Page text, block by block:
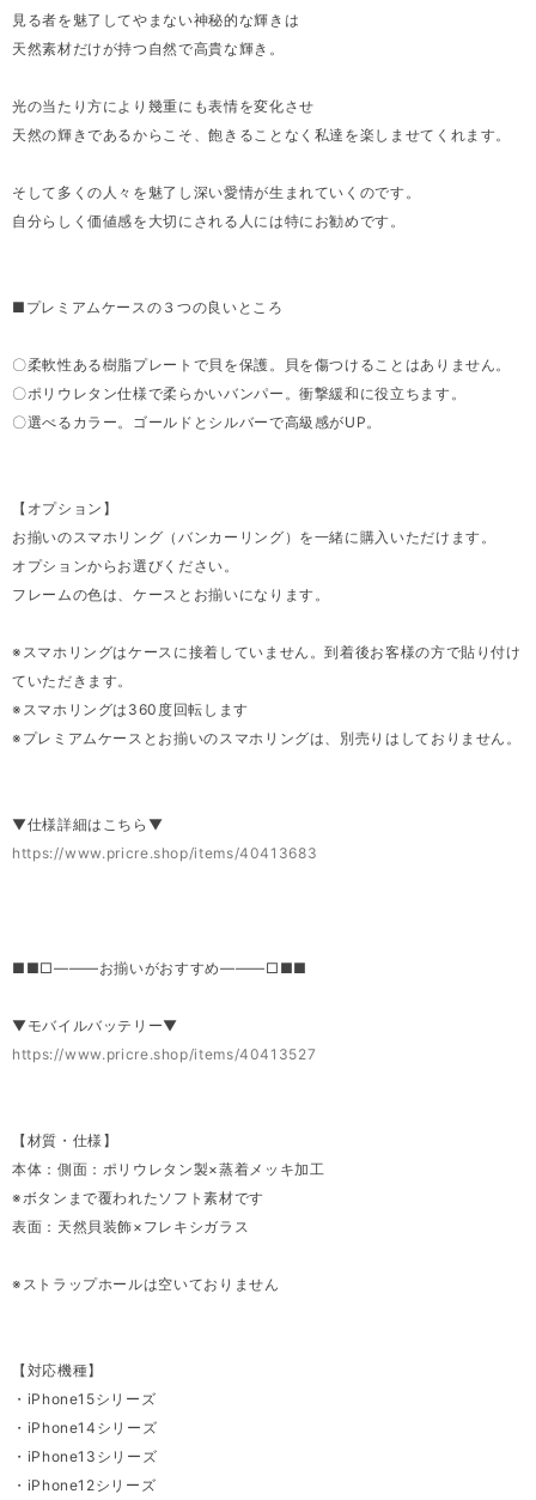
見る者を魅了してやまない神秘的な輝きは
天然素材だけが持つ自然で高貴な輝き。
光の当たり方により幾重にも表情を変化させ
天然の輝きであるからこそ、飽きることなく私達を楽しませてくれます。
そして多くの人々を魅了し深い愛情が生まれていくのです。
自分らしく価値感を大切にされる人には特にお勧めです。
■プレミアムケースの３つの良いところ
〇柔軟性ある樹脂プレートで貝を保護。貝を傷つけることはありません。
〇ポリウレタン仕様で柔らかいバンパー。衝撃緩和に役立ちます。
〇選べるカラー。ゴールドとシルバーで高級感がUP。
【オプション】
お揃いのスマホリング（バンカーリング）を一緒に購入いただけます。
オプションからお選びください。
フレームの色は、ケースとお揃いになります。
※スマホリングはケースに接着していません。到着後お客様の方で貼り付け
ていただきます。
※スマホリングは360度回転します
※プレミアムケースとお揃いのスマホリングは、別売りはしておりません。
▼仕様詳細はこちら▼
https://www.pricre.shop/items/40413683
■■□―――お揃いがおすすめ―――□■■
▼モバイルバッテリー▼
https://www.pricre.shop/items/40413527
【材質・仕様】
本体：側面：ポリウレタン製×蒸着メッキ加工
※ボタンまで覆われたソフト素材です
表面：天然貝装飾×フレキシガラス
※ストラップホールは空いておりません
【対応機種】
・iPhone15シリーズ
・iPhone14シリーズ
・iPhone13シリーズ
・iPhone12シリーズ